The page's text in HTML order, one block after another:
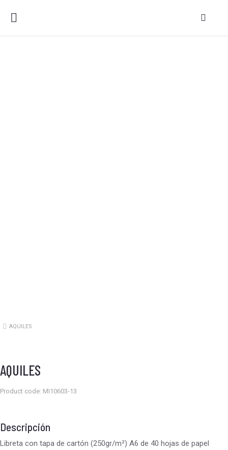
Estás aquí:
AQUILES
AQUILES
Product code: MI10603-13
Descripción
Libreta con tapa de cartón (250gr/m²) A6 de 40 hojas de papel